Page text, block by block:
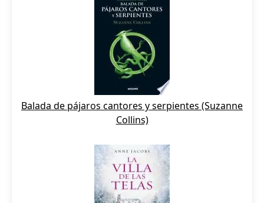
Balada de pájaros cantores y serpientes (Suzanne
Collins)